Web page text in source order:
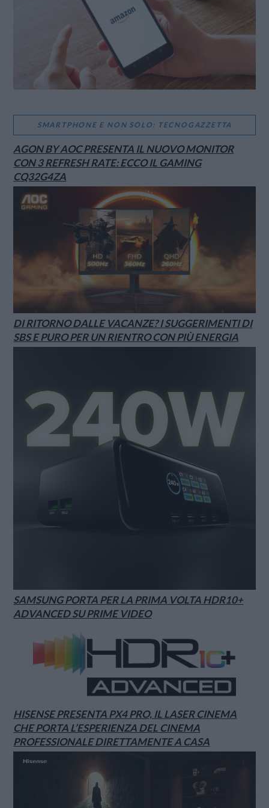
SMARTPHONE E NON SOLO: TECNOGAZZETTA
AGON BY AOC PRESENTA IL NUOVO MONITOR
CON 3 REFRESH RATE: ECCO IL GAMING
CQ32G4ZA
DI RITORNO DALLE VACANZE? I SUGGERIMENTI DI
SBS E PURO PER UN RIENTRO CON PIÙ ENERGIA
SAMSUNG PORTA PER LA PRIMA VOLTA HDR10+
ADVANCED SU PRIME VIDEO
HISENSE PRESENTA PX4 PRO, IL LASER CINEMA
CHE PORTA L’ESPERIENZA DEL CINEMA
PROFESSIONALE DIRETTAMENTE A CASA